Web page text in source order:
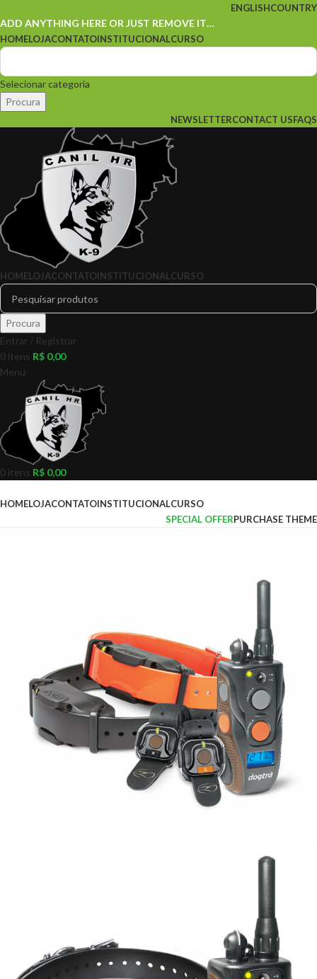
ENGLISHCOUNTRY
ADD ANYTHING HERE OR JUST REMOVE IT…
HOMELOJACONTATOINSTITUCIONALCURSO
Selecionar categoria
Procura
NEWSLETTERCONTACT USFAQS
HOMELOJACONTATOINSTITUCIONALCURSO
Procura
Entrar / Registrar
0 itens R$ 0,00
Menu
0 itens R$ 0,00
HOMELOJACONTATOINSTITUCIONALCURSO
SPECIAL OFFERPURCHASE THEME